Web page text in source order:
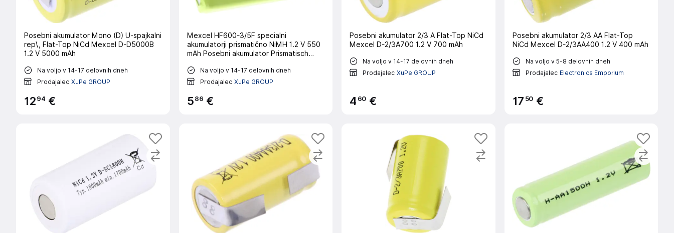
Posebni akumulator Mono (D) U-spajkalni
rep\, Flat-Top NiCd Mexcel D-D5000B
1.2 V 5000 mAh
Na voljo v 14-17 delovnih dneh
Prodajalec XuPe GROUP
1294 €
Mexcel HF600-3/5F specialni
akumulatorji prismatično NiMH 1.2 V 550
mAh Posebni akumulator Prismatisch
Na voljo v 14-17 delovnih dneh
Prodajalec XuPe GROUP
586 €
Posebni akumulator 2/3 A Flat-Top NiCd
Mexcel D-2/3A700 1.2 V 700 mAh
Na voljo v 14-17 delovnih dneh
Prodajalec XuPe GROUP
4 60 €
Posebni akumulator 2/3 AA Flat-Top
NiCd Mexcel D-2/3AA400 1.2 V 400 mAh
Na voljo v 5-8 delovnih dneh
Prodajalec Electronics Emporium
17 50 €